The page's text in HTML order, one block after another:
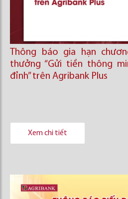
Thông báo gia hạn
thưởng “Gửi tiền thông
đỉnh” trên Agribank Plus
Xem chi tiết